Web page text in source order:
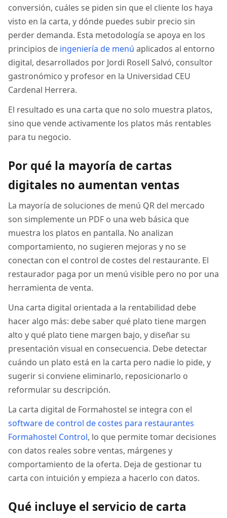
conversión, cuáles se piden sin que el cliente los haya
visto en la carta, y dónde puedes subir precio sin
perder demanda. Esta metodología se apoya en los
principios de ingeniería de menú aplicados al entorno
digital, desarrollados por Jordi Rosell Salvó, consultor
gastronómico y profesor en la Universidad CEU
Cardenal Herrera.
El resultado es una carta que no solo muestra platos,
sino que vende activamente los platos más rentables
para tu negocio.
Por qué la mayoría de cartas
digitales no aumentan ventas
La mayoría de soluciones de menú QR del mercado
son simplemente un PDF o una web básica que
muestra los platos en pantalla. No analizan
comportamiento, no sugieren mejoras y no se
conectan con el control de costes del restaurante. El
restaurador paga por un menú visible pero no por una
herramienta de venta.
Una carta digital orientada a la rentabilidad debe
hacer algo más: debe saber qué plato tiene margen
alto y qué plato tiene margen bajo, y diseñar su
presentación visual en consecuencia. Debe detectar
cuándo un plato está en la carta pero nadie lo pide, y
sugerir si conviene eliminarlo, reposicionarlo o
reformular su descripción.
La carta digital de Formahostel se integra con el
software de control de costes para restaurantes
Formahostel Control, lo que permite tomar decisiones
con datos reales sobre ventas, márgenes y
comportamiento de la oferta. Deja de gestionar tu
carta con intuición y empieza a hacerlo con datos.
Qué incluye el servicio de carta